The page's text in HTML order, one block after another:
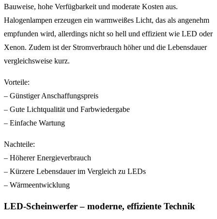
Bauweise, hohe Verfügbarkeit und moderate Kosten aus.
Halogenlampen erzeugen ein warmweißes Licht, das als angenehm
empfunden wird, allerdings nicht so hell und effizient wie LED oder
Xenon. Zudem ist der Stromverbrauch höher und die Lebensdauer
vergleichsweise kurz.
Vorteile:
– Günstiger Anschaffungspreis
– Gute Lichtqualität und Farbwiedergabe
– Einfache Wartung
Nachteile:
– Höherer Energieverbrauch
– Kürzere Lebensdauer im Vergleich zu LEDs
– Wärmeentwicklung
LED-Scheinwerfer – moderne, effiziente Technik